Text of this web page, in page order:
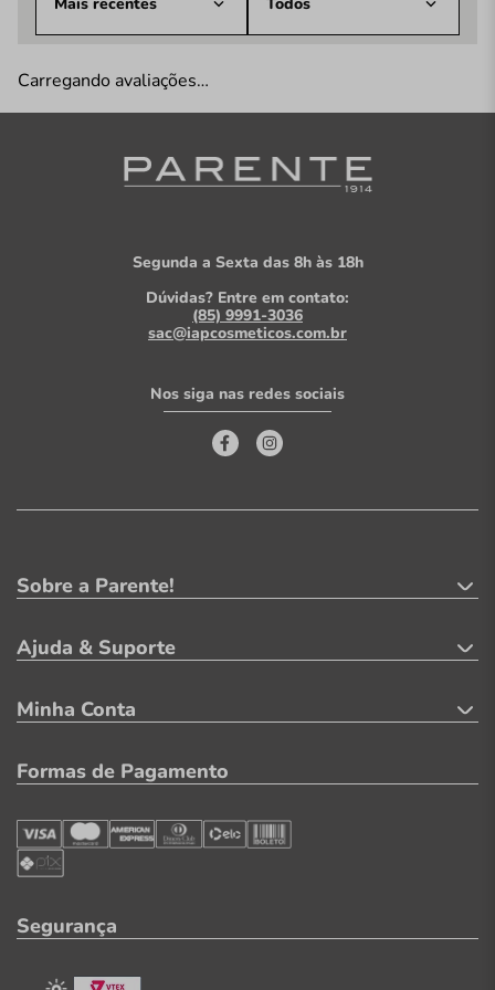
Carregando avaliações…
Segunda a Sexta das 8h às 18h
Dúvidas? Entre em contato:
(85) 9991-3036
sac@iapcosmeticos.com.br
Nos siga nas redes sociais
Sobre a Parente!
Ajuda & Suporte
Minha Conta
Formas de Pagamento
Segurança